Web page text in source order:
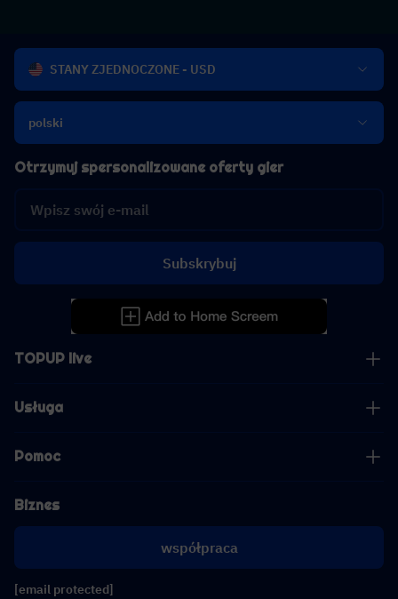
STANY ZJEDNOCZONE - USD
polski
TOPUP live
Usługa
Pomoc
Biznes
współpraca
[email protected]
Otrzymuj spersonalizowane oferty gier
Subskrybuj